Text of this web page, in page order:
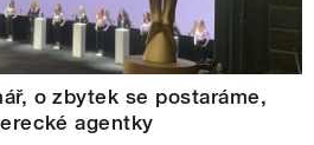
o zbytek se postaráme,
agentky